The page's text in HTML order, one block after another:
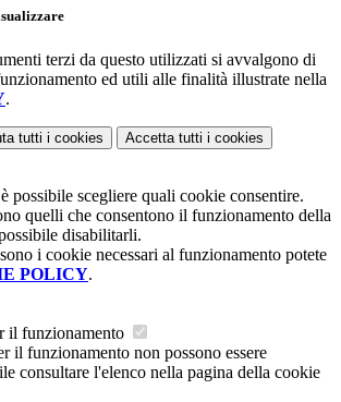
terzi da questo utilizzati si avvalgono di
ed utili alle finalità illustrate nella
.
tutti i cookies Accetta tutti i cookies
possibile scegliere quali cookie consentire.
quelli che consentono il funzionamento della
disabilitarli.
i cookie necessari al funzionamento potete
POLICY.
il funzionamento
il funzionamento non possono essere
consultare l'elenco nella pagina della cookie